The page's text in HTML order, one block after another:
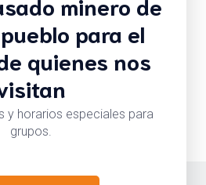
para el
quienes nos
y horarios especiales para
grupos.